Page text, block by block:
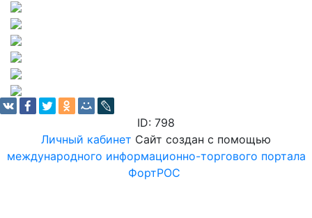
ID: 798
Личный кабинет Сайт создан с помощью
международного информационно-торгового портала
ФортРОС